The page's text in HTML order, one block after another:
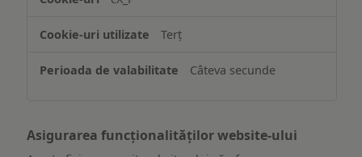
informațiilor
pe
dispozitiv
Terț
Câteva secunde
Asigurarea funcționalităților website-ului